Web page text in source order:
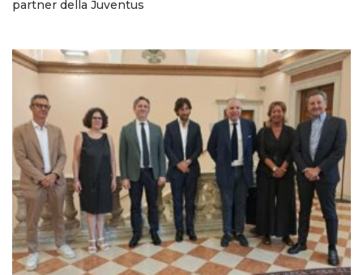
partner della Juventus